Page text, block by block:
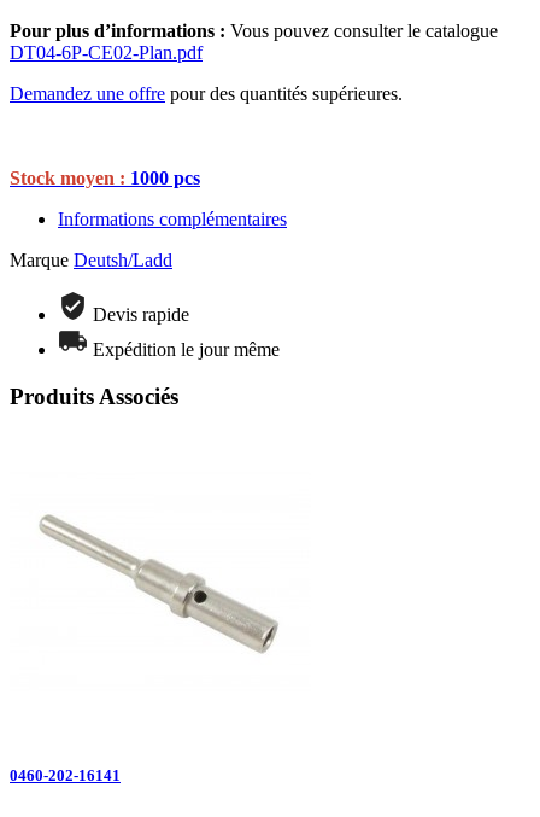
Pour plus d’informations : Vous pouvez consulter le catalogue
DT04-6P-CE02-Plan.pdf
Demandez une offre pour des quantités supérieures.
Stock moyen : 1000 pcs
Informations complémentaires
Marque Deutsh/Ladd
Devis rapide
Expédition le jour même
Produits Associés
0460-202-16141